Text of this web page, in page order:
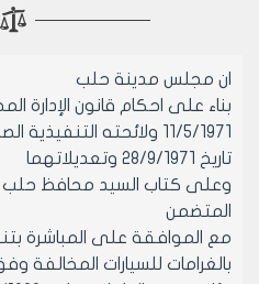
ان مجلس مدينة حلب
تاريخ 28/9/1971 وتعديلاتهما
المتضمن
مع الموافقة على المباشرة
بالغرامات للسيارات المخالفة